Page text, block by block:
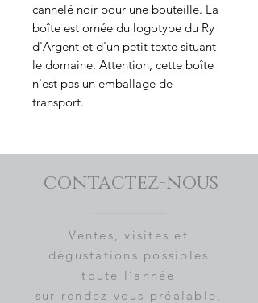
cannelé noir pour une bouteille. La
boîte est ornée du logotype du Ry
d'Argent et d'un petit texte situant
le domaine. Attention, cette boîte
n'est pas un emballage de
transport.
contactez-nous
Ventes, visites et
dégustations possibles
toute l’année
sur rendez-vous préalable,